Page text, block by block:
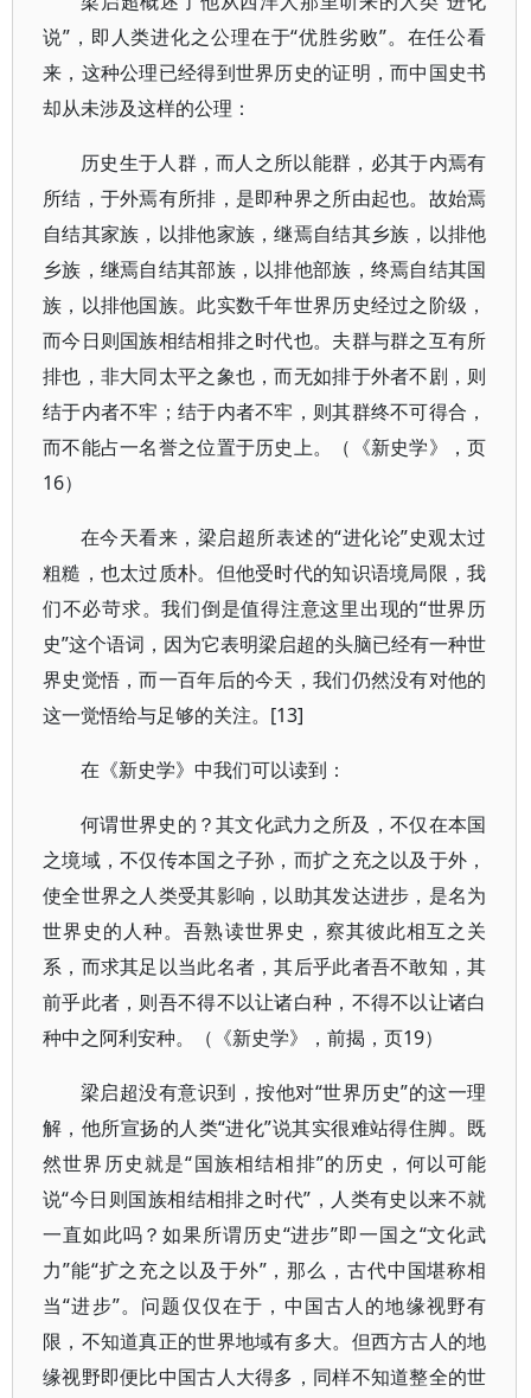
说”，即人类进化之公理在于“优胜劣败”。在任公看
来，这种公理已经得到世界历史的证明，而中国史书
却从未涉及这样的公理：
历史生于人群，而人之所以能群，必其于内焉有
所结，于外焉有所排，是即种界之所由起也。故始焉
自结其家族，以排他家族，继焉自结其乡族，以排他
乡族，继焉自结其部族，以排他部族，终焉自结其国
族，以排他国族。此实数千年世界历史经过之阶级，
而今日则国族相结相排之时代也。夫群与群之互有所
排也，非大同太平之象也，而无如排于外者不剧，则
结于内者不牢；结于内者不牢，则其群终不可得合，
而不能占一名誉之位置于历史上。（《新史学》，页
16）
在今天看来，梁启超所表述的“进化论”史观太过
粗糙，也太过质朴。但他受时代的知识语境局限，我
们不必苛求。我们倒是值得注意这里出现的“世界历
史”这个语词，因为它表明梁启超的头脑已经有一种世
界史觉悟，而一百年后的今天，我们仍然没有对他的
这一觉悟给与足够的关注。[13]
在《新史学》中我们可以读到：
何谓世界史的？其文化武力之所及，不仅在本国
之境域，不仅传本国之子孙，而扩之充之以及于外，
使全世界之人类受其影响，以助其发达进步，是名为
世界史的人种。吾熟读世界史，察其彼此相互之关
系，而求其足以当此名者，其后乎此者吾不敢知，其
前乎此者，则吾不得不以让诸白种，不得不以让诸白
种中之阿利安种。（《新史学》，前揭，页19）
梁启超没有意识到，按他对“世界历史”的这一理
解，他所宣扬的人类“进化”说其实很难站得住脚。既
然世界历史就是“国族相结相排”的历史，何以可能
说“今日则国族相结相排之时代”，人类有史以来不就
一直如此吗？如果所谓历史“进步”即一国之“文化武
力”能“扩之充之以及于外”，那么，古代中国堪称相
当“进步”。问题仅仅在于，中国古人的地缘视野有
限，不知道真正的世界地域有多大。但西方古人的地
缘视野即便比中国古人大得多，同样不知道整全的世